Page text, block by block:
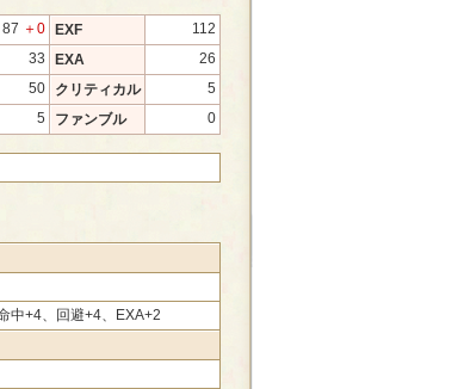
87 ＋0 EXF
112
33 EXA
26
50 クリティカル
5
5 ファンブル 0
中+4、回避+4、EXA+2